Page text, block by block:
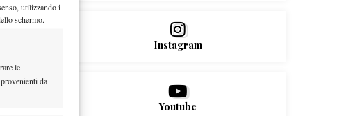
utilizzando i
schermo.
le
da
Instagram
Youtube